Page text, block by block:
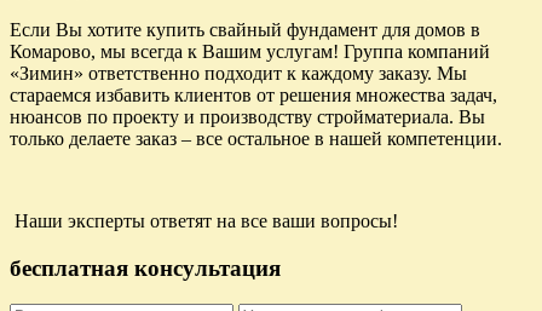
Если Вы хотите купить свайный фундамент для домов в
Комарово, мы всегда к Вашим услугам! Группа компаний
«Зимин» ответственно подходит к каждому заказу. Мы
стараемся избавить клиентов от решения множества задач,
нюансов по проекту и производству стройматериала. Вы
только делаете заказ – все остальное в нашей компетенции.
Наши эксперты ответят на все ваши вопросы!
бесплатная консультация